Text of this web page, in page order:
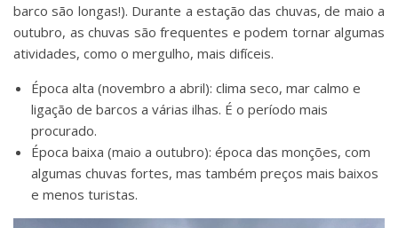
barco são longas!). Durante a estação das chuvas, de maio a
outubro, as chuvas são frequentes e podem tornar algumas
atividades, como o mergulho, mais difíceis.
Época alta (novembro a abril): clima seco, mar calmo e
ligação de barcos a várias ilhas. É o período mais
procurado.
Época baixa (maio a outubro): época das monções, com
algumas chuvas fortes, mas também preços mais baixos
e menos turistas.